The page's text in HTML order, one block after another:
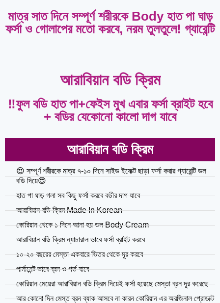
মাত্র সাত দিনে সম্পূর্ণ শরীরকে Body হাত পা ঘাড়
ফর্সা ও গোলাপের মতো করবে, নরম তুলতুলে! গ্যারেন্টি
আরাবিয়ান বডি ক্রিম
‼️ফুল বডি হাত পা+ফেইস মুখ এবার ফর্সা ব্রাইট হবে
+ বডির যেকোনো কালো দাগ যাবে
আরাবিয়ান বডি ক্রিম
😍 সম্পূর্ণ শরীরকে মাত্র ৭-১০ দিনে সাইড ইফেক্ট ছাড়া ফর্সা করার গ্যারেন্টি ডল
বডি দিয়ে😍
হাত পা ঘাড় গলা সব কিছু ফর্সা করবে বডীর দাগ যাবে
আরাবিয়ান বডি ক্রিম Made In Korean
কোরিয়ান থেকে ১ দিনে আনা হয় ডল Body Cream
আরাবিয়ান বডি ক্রিম ন্যাচারাল ভাবে ফর্সা ব্রাইট করবে
১০-২০ বছরের মেস্তা একবারে ভিতর থেকে দূর করবে
পার্মানেন্ট ভাবে ব্রন ও গর্ত যাবে
কোরিয়ান মেয়েরা আরাবিয়ান বডি ক্রিম দিয়েই ফর্সা হয়েছে মেস্তা ব্রন দূর করেছে
আর কোনো দিন মেস্ত ব্রন ব্যাক আসবে না কারন কোরিয়ান এর অরজিনাল প্রোডাক্ট